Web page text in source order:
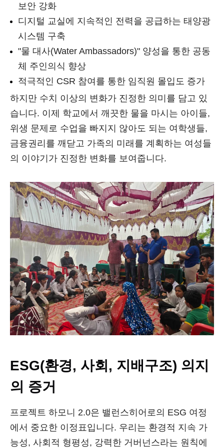
보안 강화
디지털 교실에 지속적인 전력을 공급하는 태양광
시스템 구축
"물 대사(Water Ambassadors)" 양성을 통한 공동
체 주인의식 향상
적극적인 CSR 참여를 통한 임직원 몰입도 증가
하지만 수치 이상의 변화가 진정한 의미를 담고 있
습니다. 이제 학교에서 깨끗한 물을 마시는 아이들,
위생 문제로 수업을 빠지지 않아도 되는 여학생들,
금융권리를 깨닫고 가족의 미래를 계획하는 여성들
의 이야기가 진정한 변화를 보여줍니다.
ESG(환경, 사회, 지배구조) 의지
의 증거
프로젝트 하모니 2.0은 밸런스히어로의 ESG 여정
에서 중요한 이정표입니다. 우리는 환경적 지속 가
능성, 사회적 형평성, 강력한 거버넌스라는 원칙에